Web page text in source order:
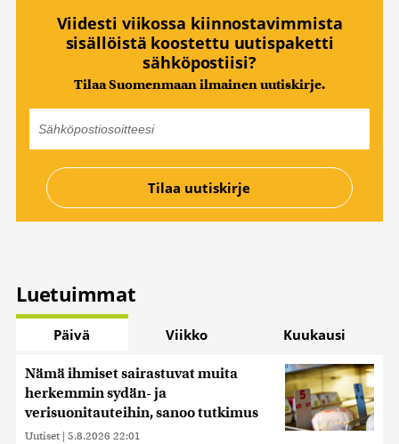
Viidesti viikossa kiinnostavimmista
sisällöistä koostettu uutispaketti
sähköpostiisi?
Tilaa Suomenmaan ilmainen uutiskirje.
Luetuimmat
Päivä Viikko Kuukausi
Nämä ihmiset sairastuvat muita
herkemmin sydän- ja
verisuonitauteihin, sanoo tutkimus
Uutiset | 5.8.2026 22:01